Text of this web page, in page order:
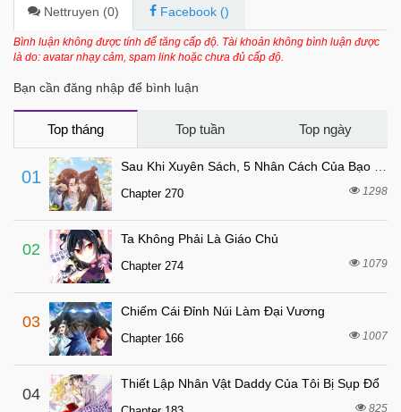
Chapter 17.5 7 tháng trước
Chapter 17 7 tháng trước
7 tháng trước
Chapter 14.5 7 tháng trước
Chapter 14
Chapter 13
Chapter 12.5
Chapter 12 7 tháng trước
Chapter 11.6
Chapter 11.5
Chapter 11
Chapter 10 7 tháng trước
Chapter 9 7 tháng trước
Nettruyen (0) Facebook ()
Bình luận không được tính để tăng cấp độ. Tài khoản không bình luận được
là do: avatar nhạy cảm, spam link hoặc chưa đủ cấp độ.
Bạn cần đăng nhập để bình luận
Top tháng Top tuần Top ngày
01
Chapter 270 1298
02
Ta Không Phải Là Giáo Chủ
Chapter 274 1079
03
Chiếm Cái Đỉnh Núi Làm Đại Vương
Chapter 166 1007
04
Thiết Lập Nhân Vật Daddy Của Tôi Bị Sụp Đổ
825